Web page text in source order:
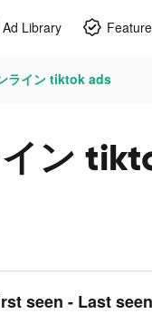
Ad Library
ライン tiktok ads
ン
seen - Last seen